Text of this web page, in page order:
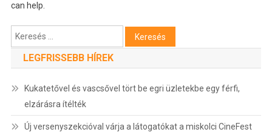
can help.
Keresés:
LEGFRISSEBB HÍREK
Kukatetővel és vascsővel tört be egri üzletekbe egy férfi,
elzárásra ítélték
Új versenyszekcióval várja a látogatókat a miskolci CineFest